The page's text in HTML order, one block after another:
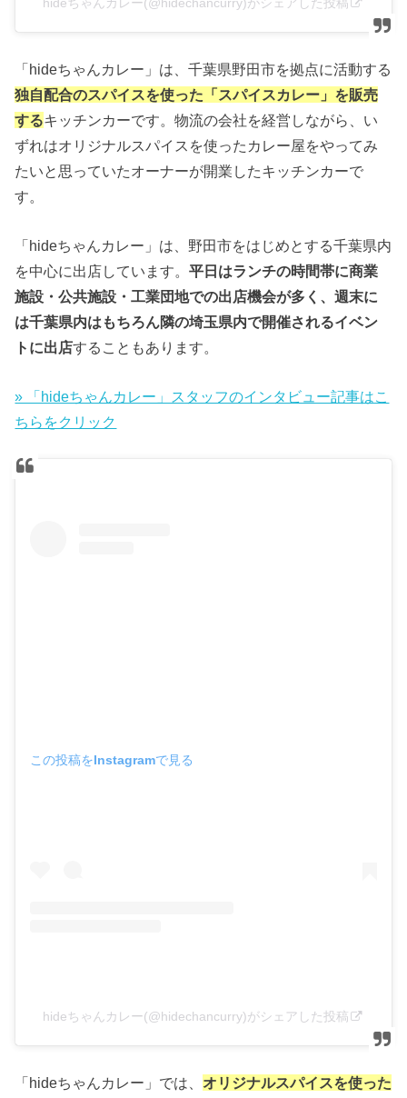
「hideちゃんカレー」は、千葉県野田市を拠点に活動する
独自配合のスパイスを使った「スパイスカレー」を販売
するキッチンカーです。物流の会社を経営しながら、い
ずれはオリジナルスパイスを使ったカレー屋をやってみ
たいと思っていたオーナーが開業したキッチンカーで
す。
「hideちゃんカレー」は、野田市をはじめとする千葉県内
を中心に出店しています。平日はランチの時間帯に商業
施設・公共施設・工業団地での出店機会が多く、週末に
は千葉県内はもちろん隣の埼玉県内で開催されるイベン
トに出店することもあります。
» 「hideちゃんカレー」スタッフのインタビュー記事はこ
ちらをクリック
この投稿をInstagramで見る
hideちゃんカレー(@hidechancurry)がシェアした投稿
「hideちゃんカレー」では、 オリジナルスパイスを使った